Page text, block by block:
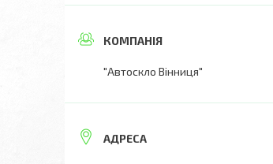
"Автоскло Вінниця"